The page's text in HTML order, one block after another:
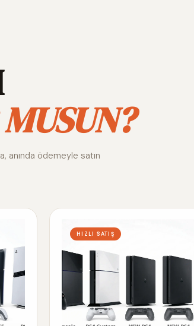
anında ödemeyle satın
HIZLI SATIŞ